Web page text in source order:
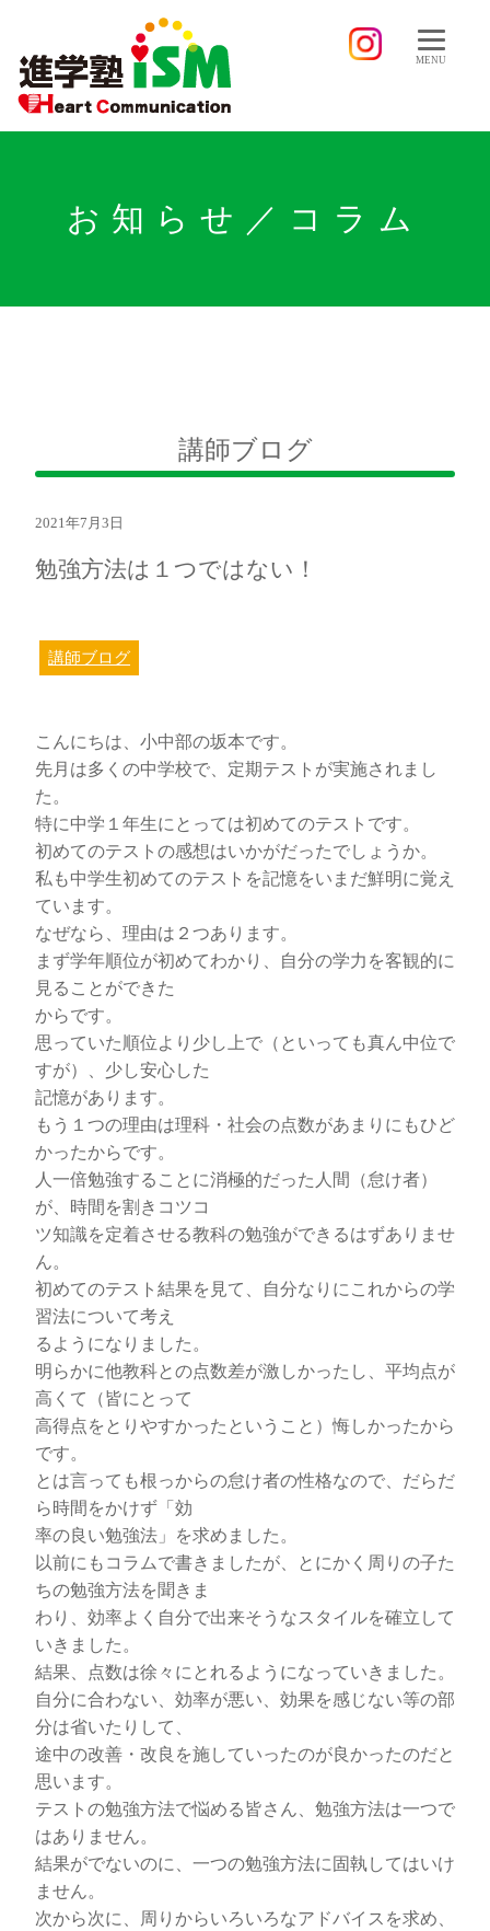
MENU
お知らせ／コラム
講師ブログ
2021年7月3日
勉強方法は１つではない！
講師ブログ
こんにちは、小中部の坂本です。
先月は多くの中学校で、定期テストが実施されまし
た。
特に中学１年生にとっては初めてのテストです。
初めてのテストの感想はいかがだったでしょうか。
私も中学生初めてのテストを記憶をいまだ鮮明に覚え
ています。
なぜなら、理由は２つあります。
まず学年順位が初めてわかり、自分の学力を客観的に
見ることができた
からです。
思っていた順位より少し上で（といっても真ん中位で
すが）、少し安心した
記憶があります。
もう１つの理由は理科・社会の点数があまりにもひど
かったからです。
人一倍勉強することに消極的だった人間（怠け者）
が、時間を割きコツコ
ツ知識を定着させる教科の勉強ができるはずありませ
ん。
初めてのテスト結果を見て、自分なりにこれからの学
習法について考え
るようになりました。
明らかに他教科との点数差が激しかったし、平均点が
高くて（皆にとって
高得点をとりやすかったということ）悔しかったから
です。
とは言っても根っからの怠け者の性格なので、だらだ
ら時間をかけず「効
率の良い勉強法」を求めました。
以前にもコラムで書きましたが、とにかく周りの子た
ちの勉強方法を聞きま
わり、効率よく自分で出来そうなスタイルを確立して
いきました。
結果、点数は徐々にとれるようになっていきました。
自分に合わない、効率が悪い、効果を感じない等の部
分は省いたりして、
途中の改善・改良を施していったのが良かったのだと
思います。
テストの勉強方法で悩める皆さん、勉強方法は一つで
はありません。
結果がでないのに、一つの勉強方法に固執してはいけ
ません。
次から次に、周りからいろいろなアドバイスを求め、